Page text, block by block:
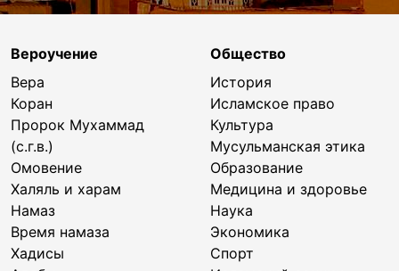
Вероучение
Вера
Коран
Пророк Мухаммад
(с.г.в.)
Омовение
Халяль и харам
Намаз
Время намаза
Хадисы
Общество
История
Исламское право
Культура
Мусульманская этика
Образование
Медицина и здоровье
Наука
Экономика
Спорт